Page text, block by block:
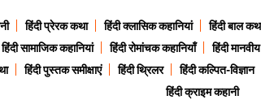
हिंदी प्रेरक कथा हिंदी क्लासिक कहानियां हिंदी बाल
हिंदी सामाजिक कहानियां हिंदी रोमांचक कहानियाँ हिंदी मानवीय
हिंदी पुस्तक समीक्षाएं हिंदी थ्रिलर हिंदी कल्पित-विज्ञान
हिंदी क्राइम कहानी